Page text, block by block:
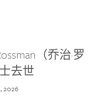
（乔治·罗
去世
2026